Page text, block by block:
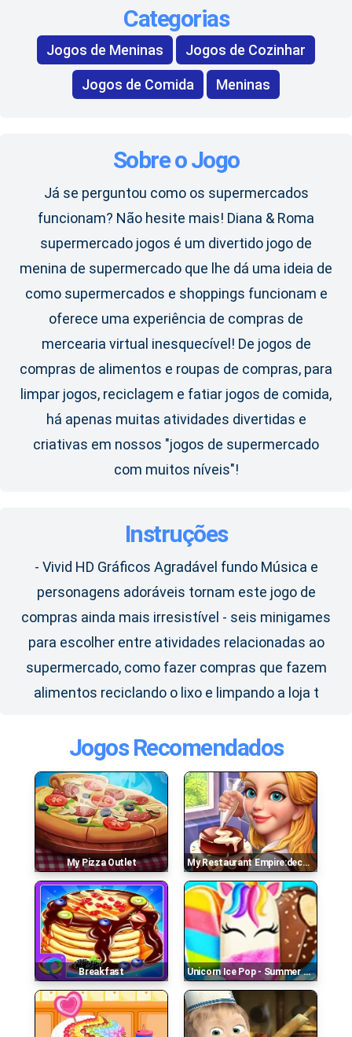
Categorias
Jogos de Meninas Jogos de Cozinhar
Jogos de Comida Meninas
Sobre o Jogo
Já se perguntou como os supermercados
funcionam? Não hesite mais! Diana & Roma
supermercado jogos é um divertido jogo de
menina de supermercado que lhe dá uma ideia de
como supermercados e shoppings funcionam e
oferece uma experiência de compras de
mercearia virtual inesquecível! De jogos de
compras de alimentos e roupas de compras, para
limpar jogos, reciclagem e fatiar jogos de comida,
há apenas muitas atividades divertidas e
criativas em nossos "jogos de supermercado
com muitos níveis"!
Instruções
- Vivid HD Gráficos Agradável fundo Música e
personagens adoráveis ​​tornam este jogo de
compras ainda mais irresistível - seis minigames
para escolher entre atividades relacionadas ao
supermercado, como fazer compras que fazem
alimentos reciclando o lixo e limpando a loja t
Jogos Recomendados
My Pizza Outlet My Restaurant Empire:decorating Story Cooking Game
Breakfast Unicorn Ice Pop - Summer Fun